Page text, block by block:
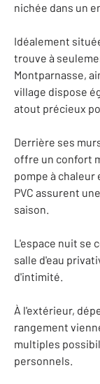
nichée dans un
Idéalement
trouve à
Montparnasse,
village dispose
atout précieux
Derrière ses
offre un confort
pompe à
PVC assurent
saison.
L'espace nuit se
salle d'eau
d'intimité.
À l'extérieur,
rangement
multiples
personnels.